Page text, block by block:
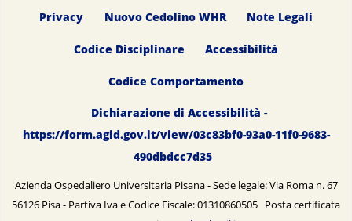
Privacy Nuovo Cedolino WHR Note Legali
Codice Disciplinare Accessibilità
Codice Comportamento
Dichiarazione di Accessibilità -
https://form.agid.gov.it/view/03c83bf0-93a0-11f0-9683-
490dbdcc7d35
Azienda Ospedaliero Universitaria Pisana - Sede legale: Via Roma n. 67
56126 Pisa - Partiva Iva e Codice Fiscale: 01310860505 Posta certificata